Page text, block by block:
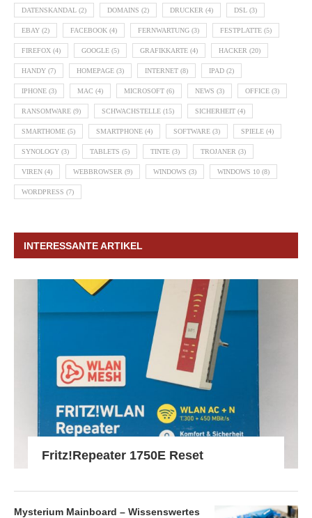
DATENSKANDAL (2) DOMAINS (2) DRUCKER (4) DSL (3)
EBAY (2) FACEBOOK (4) FERNWARTUNG (3) FESTPLATTE (5)
FIREFOX (4) GOOGLE (5) GRAFIKKARTE (4) HACKER (20)
HANDY (7) HOMEPAGE (3) INTERNET (8) IPAD (2)
IPHONE (3) MAC (4) MICROSOFT (6) NEWS (3) OFFICE (3)
RANSOMWARE (9) SCHWACHSTELLE (15) SICHERHEIT (4)
SMARTHOME (5) SMARTPHONE (4) SOFTWARE (3) SPIELE (4)
SYNOLOGY (3) TABLETS (5) TINTE (3) TROJANER (3)
VIREN (4) WEBBROWSER (9) WINDOWS (3) WINDOWS 10 (8)
WORDPRESS (7)
INTERESSANTE ARTIKEL
Fritz!Repeater 1750E Reset
Mysterium Mainboard – Wissenswertes